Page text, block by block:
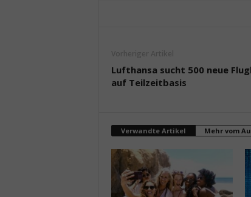
Lufthansa sucht 500 neue
auf Teilzeitbasis
Verwandte Artikel Mehr vom